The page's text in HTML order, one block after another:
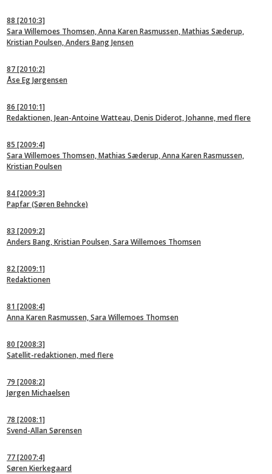
88 [2010:3]
Sara Willemoes Thomsen, Anna Karen Rasmussen, Mathias Sæderup,
Kristian Poulsen, Anders Bang Jensen
87[2010:2]
Åse Eg Jørgensen
86 [2010:1]
Redaktionen, Jean-Antoine Watteau, Denis Diderot, Johanne, med flere
85 [2009:4]
Sara Willemoes Thomsen, Mathias Sæderup, Anna Karen Rasmussen,
Kristian Poulsen
84[2009:3]
Papfar (Søren Behncke)
83 [2009:2]
Anders Bang, Kristian Poulsen, Sara Willemoes Thomsen
82[2009:1]
Redaktionen
81 [2008:4]
Anna Karen Rasmussen, Sara Willemoes Thomsen
80 [2008:3]
Satellit-redaktionen, med flere
79 [2008:2]
Jørgen Michaelsen
78 [2008:1]
Svend-Allan Sørensen
77[2007:4]
Søren Kierkegaard